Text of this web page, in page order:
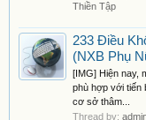
Thiền Tập
233 Điều
(NXB Phụ
[IMG] Hiện nay,
phù hợp với tiến
cơ sở thâm...
Thread by: